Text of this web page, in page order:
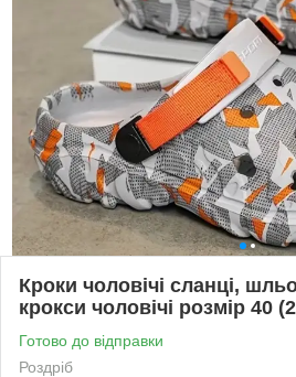
Кроки чоловічі сланці,
крокси чоловічі розмір 40
Готово до відправки
Роздріб